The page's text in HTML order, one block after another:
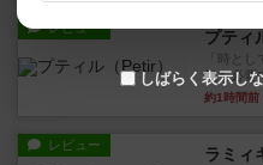
レビュー プティ
「時と
気も必要
約1時間前
レビュー ラミィ
しばらく表示し